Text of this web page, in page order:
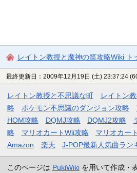
レイトン教授と魔神の笛攻略Wiki ト
最終更新日：2009年12月19日 (土) 23:37:24
レイトン教授と不思議な町 レイトン
略
ポケモン不思議のダンジョン攻略
HOM攻略
DQMJ攻略 DQMJ2攻略
略
マリオカートWii攻略 マリオカー
Amazon
楽天 J-POP最新人気曲ラン
このページは PukiWikiを用いて作成・